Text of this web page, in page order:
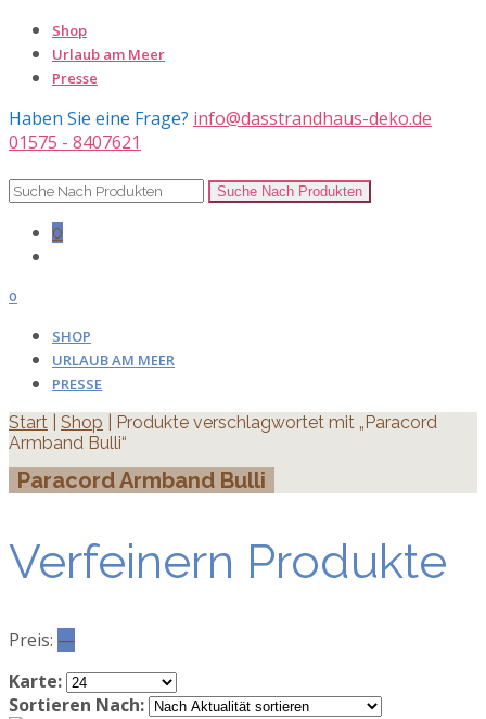
Shop
Urlaub am Meer
Presse
Haben Sie eine Frage? info@dasstrandhaus-deko.de
01575 - 8407621
0
0
SHOP
URLAUB AM MEER
PRESSE
Start Shop | Produkte verschlagwortet mit „Paracord
Armband Bulli“
Paracord Armband Bulli
Verfeinern Produkte
Preis: —
Karte:
Sortieren Nach: